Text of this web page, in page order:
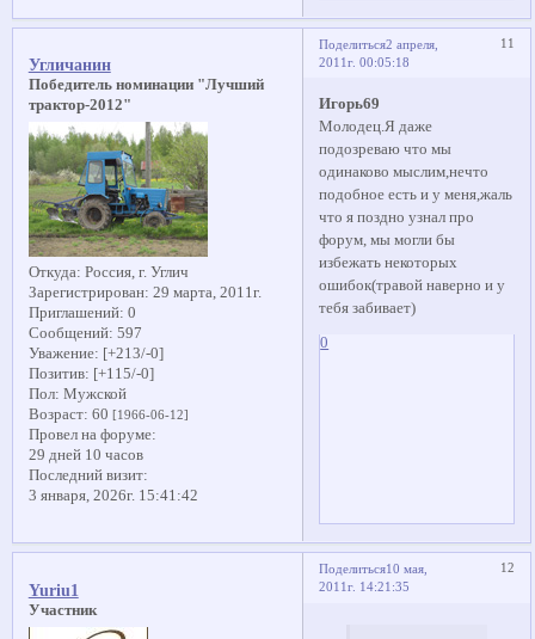
Поделиться 11
2 апреля,
2011г. 00:05:18
Угличанин
Победитель номинации "Лучший
трактор-2012"
Откуда: Россия, г. Углич
Зарегистрирован: 29 марта, 2011г.
Приглашений: 0
Сообщений: 597
Уважение: [+213/-0]
Позитив: [+115/-0]
Пол: Мужской
Возраст: 60 [1966-06-12]
Провел на форуме:
29 дней 10 часов
Последний визит:
3 января, 2026г. 15:41:42
Игорь69
Молодец.Я даже
подозреваю что мы
одинаково мыслим,нечто
подобное есть и у меня,жаль
что я поздно узнал про
форум, мы могли бы
избежать некоторых
ошибок(травой наверно и у
тебя забивает)
0
Поделиться 12
10 мая,
2011г. 14:21:35
Yuriu1
Участник